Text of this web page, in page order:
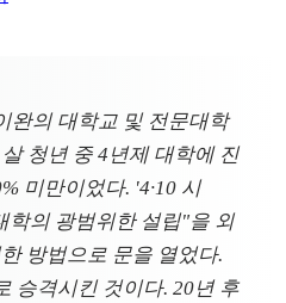
완의 대학교 및 전문대학
청년 중 4년제 대학에 진
미만이었다. '4·10 시
학의 광범위한 설립"을 외
방법으로 문을 열었다.
승격시킨 것이다. 20년 후